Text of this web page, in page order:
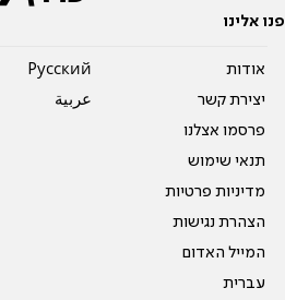
פנו אלינו
אודות
יצירת קשר
פרסמו אצלנו
תנאי שימוש
מדיניות פרטיות
הצהרת נגישות
המייל האדום
עברית
Pусский
عربية